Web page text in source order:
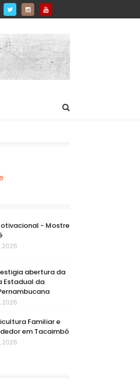
- Mostre
2026
abertura da
Estadual da
2026
Familiar e
em Tacaimbó
2026